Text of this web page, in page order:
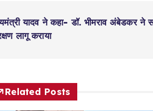
यादव ने कहा- डॉ. भीमराव अंबेडकर ने
लागू कराया
Related Posts